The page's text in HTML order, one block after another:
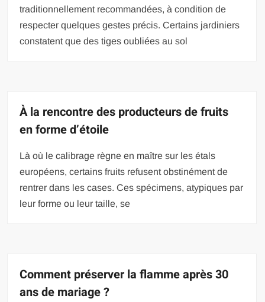
traditionnellement recommandées, à condition de
respecter quelques gestes précis. Certains jardiniers
constatent que des tiges oubliées au sol
À la rencontre des producteurs de fruits
en forme d’étoile
Là où le calibrage règne en maître sur les étals
européens, certains fruits refusent obstinément de
rentrer dans les cases. Ces spécimens, atypiques par
leur forme ou leur taille, se
Comment préserver la flamme après 30
ans de mariage ?